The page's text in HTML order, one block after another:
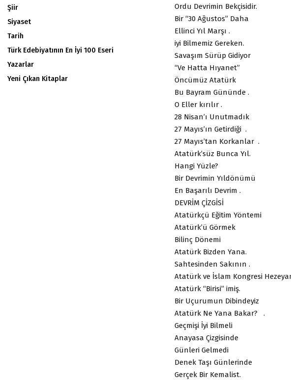
Ordu Devrimin Bekçisidir.
Bir “30 Ağustos” Daha
Ellinci Yıl Marşı .
iyi Bilmemiz Gereken.
Savaşım Sürüp Gidiyor
“Ve Hatta Hıyanet”
Öncümüz Atatürk
Bu Bayram Gününde .
O Eller kırılır .
28 Nisan’ı Unutmadık
27 Mayıs’ın Getirdiği .
27 Mayıs’tan Korkanlar .
Atatürk’süz Bunca Yıl.
Hangi Yüzle?
Bir Devrimin Yıldönümü
En Başarılı Devrim .
DEVRİM ÇİZGİSİ
Atatürkçü Eğitim Yöntemi
Atatürk’ü Görmek
Bilinç Dönemi
Atatürk Bizden Yana.
Sahtesinden Sakının .
Atatürk ve İslam Kongresi
Atatürk “Birisi” imiş.
Bir Uçurumun Dibindeyiz
Atatürk Ne Yana Bakar? .
Geçmişi İyi Bilmeli
Anayasa Çizgisinde
Günleri Gelmedi
Denek Taşı Günlerinde
Gerçek Bir Kemalist.
Şiir
Siyaset
Tarih
Türk Edebiyatının En İyi 100 Eseri
Yazarlar
Yeni Çıkan Kitaplar